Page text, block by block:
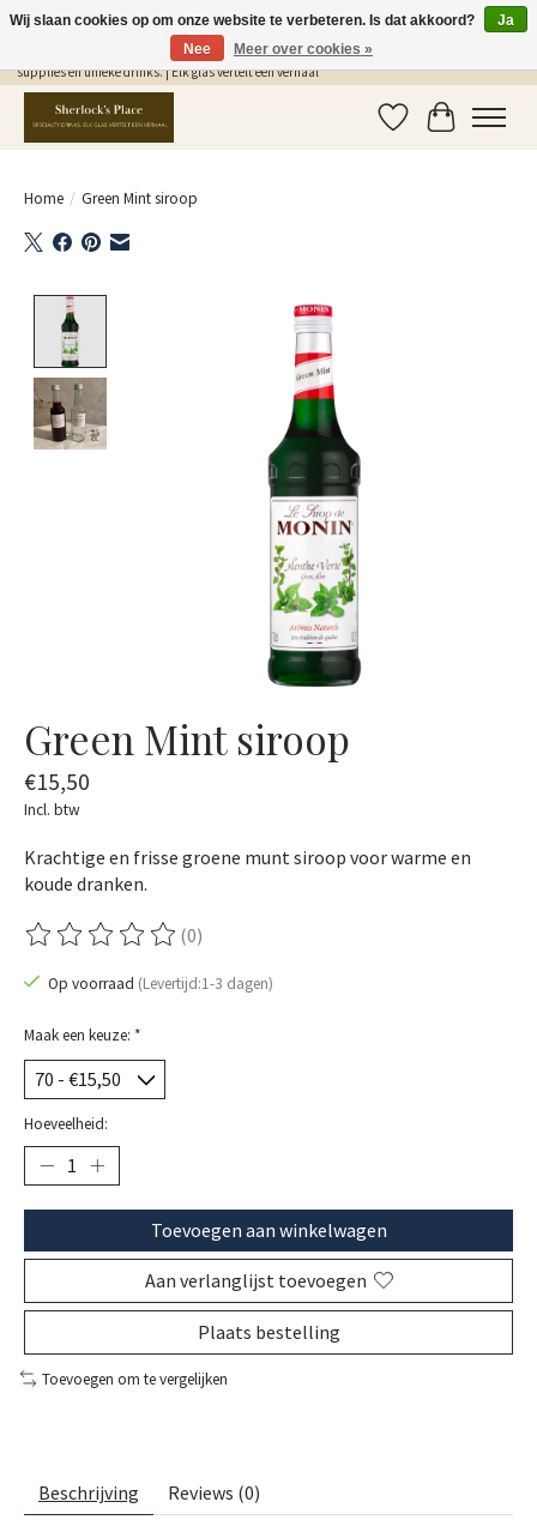
Gratis Verzending in NL vanaf €75,- | Sherlocks Place: dé plek voor MONIN siropen, bar
supplies en unieke drinks. | Elk glas vertelt een verhaal
Verlanglijst
Home / Green Mint siroop
Product image slideshow Items
Green Mint siroop
€15,50
Incl. btw
Krachtige en frisse groene munt siroop voor warme en
koude dranken.
De beoordeling van dit product is
(0)
Op voorraad (Levertijd:1-3 dagen)
Maak een keuze: *
Hoeveelheid:
Toevoegen aan winkelwagen
Aan verlanglijst toevoegen
Plaats bestelling
Toevoegen om te vergelijken
Beschrijving Reviews (0)
Wij slaan cookies op om onze website te verbeteren. Is dat akkoord?
Ja
Nee
Meer over cookies »